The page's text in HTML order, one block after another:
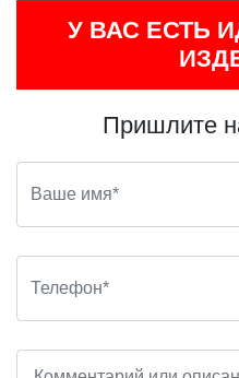
У ВАС ЕСТЬ
Пришлите